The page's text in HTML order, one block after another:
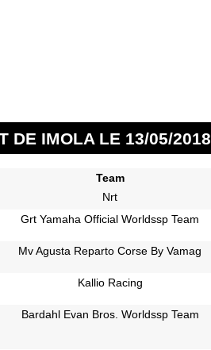
DE IMOLA LE 13/05/2018
Team
Nrt
Grt Yamaha Official Worldssp Team
Mv Agusta Reparto Corse By Vamag
Kallio Racing
Bardahl Evan Bros. Worldssp Team